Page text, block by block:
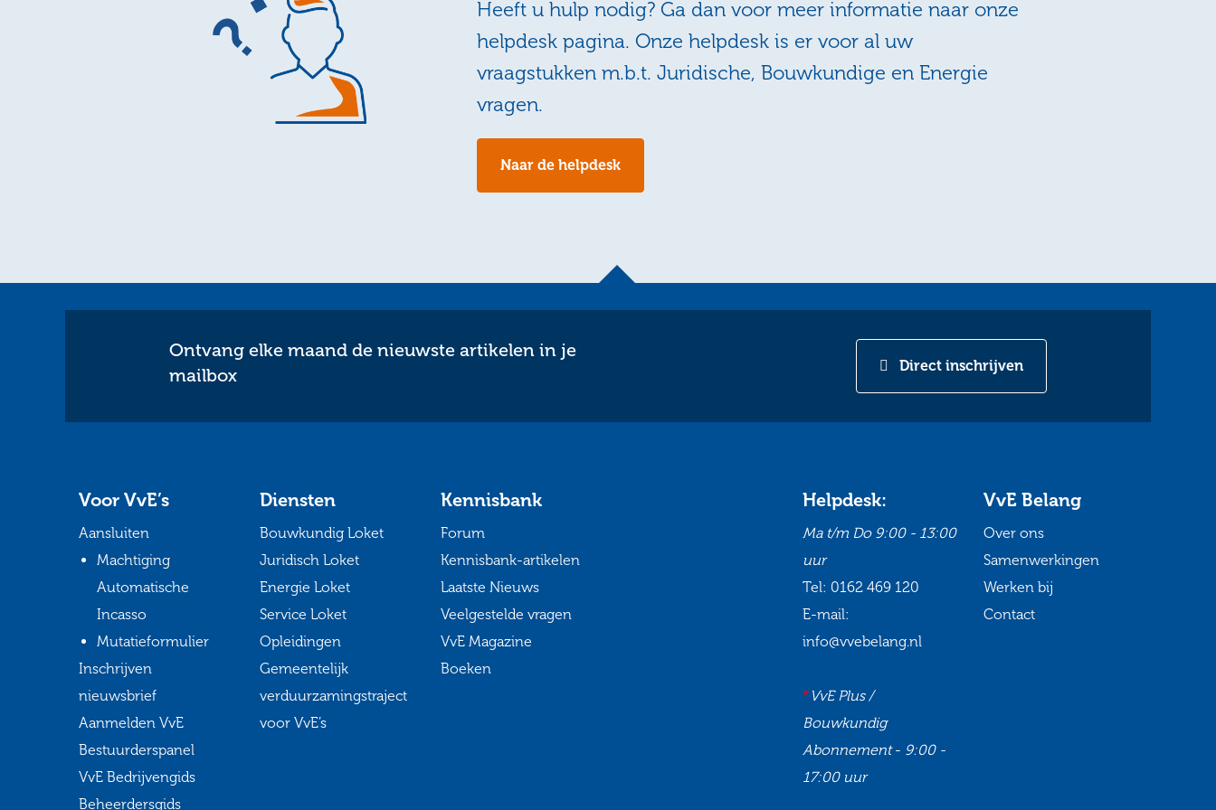
Heeft u hulp nodig? Ga dan voor meer informatie naar onze
helpdesk pagina. Onze helpdesk is er voor al uw
vraagstukken m.b.t. Juridische, Bouwkundige en Energie
vragen.
Naar de helpdesk
Ontvang elke maand de nieuwste artikelen in je
mailbox
Direct inschrijven
Voor VvE’s
Aansluiten
Machtiging
Automatische
Incasso
Mutatieformulier
Inschrijven
nieuwsbrief
Aanmelden VvE
Bestuurderspanel
VvE Bedrijvengids
Beheerdersgids
Diensten
Bouwkundig Loket
Juridisch Loket
Energie Loket
Service Loket
Opleidingen
Gemeentelijk
verduurzamingstraject
voor VvE’s
Kennisbank
Forum
Kennisbank-artikelen
Laatste Nieuws
Veelgestelde vragen
VvE Magazine
Boeken
VvE Belang
Over ons
Samenwerkingen
Werken bij
Contact
Helpdesk:
Ma t/m Do 9:00 - 13:00
uur
Tel: 0162 469 120
E-mail:
info@vvebelang.nl
*VvE Plus /
Bouwkundig
Abonnement- 9:00 -
17:00 uur